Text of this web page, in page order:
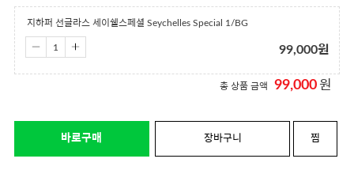
지하퍼 선글라스 세이쉘스페셜 Seychelles Special 1/BG
99,000원
총 상품 금액 99,000 원
바로구매 장바구니 찜